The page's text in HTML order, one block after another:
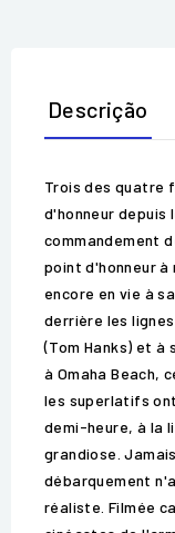
Descrição
Trois des quatre
d'honneur depuis
commandement
point d'honneur
encore en vie à
derrière les
(Tom Hanks) et à
à Omaha Beach,
les superlatifs
demi-heure, à la
grandiose.
débarquement
réaliste. Filmée